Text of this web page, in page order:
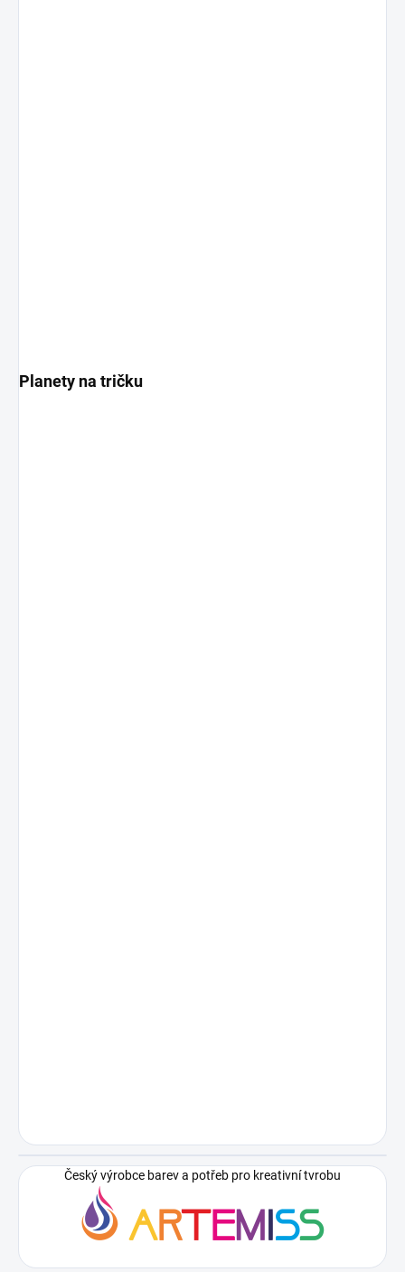
Planety na tričku
Český výrobce barev a potřeb pro kreativní tvrobu